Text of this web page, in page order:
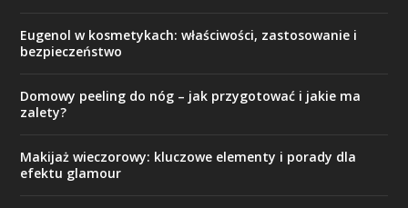
Eugenol w kosmetykach: właściwości, zastosowanie i
bezpieczeństwo
Domowy peeling do nóg – jak przygotować i jakie ma
zalety?
Makijaż wieczorowy: kluczowe elementy i porady dla
efektu glamour